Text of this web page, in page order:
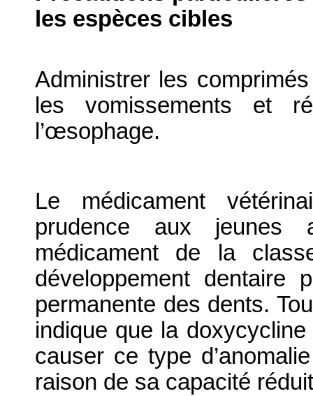
les espèces cibles
Administrer les
les vomissements et
l’œsophage.
Le médicament
prudence aux jeunes
médicament de la
développement dentaire
permanente des dents.
indique que la
causer ce type
raison de sa capacité